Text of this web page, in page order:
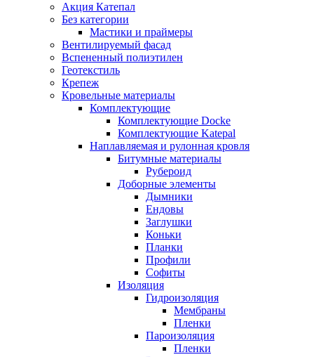
Акция Катепал
Без категории
Мастики и праймеры
Вентилируемый фасад
Вспененный полиэтилен
Геотекстиль
Крепеж
Кровельные материалы
Комплектующие
Комплектующие Docke
Комплектующие Katepal
Наплавляемая и рулонная кровля
Битумные материалы
Рубероид
Доборные элементы
Дымники
Ендовы
Заглушки
Коньки
Планки
Профили
Софиты
Изоляция
Гидроизоляция
Мембраны
Пленки
Пароизоляция
Пленки